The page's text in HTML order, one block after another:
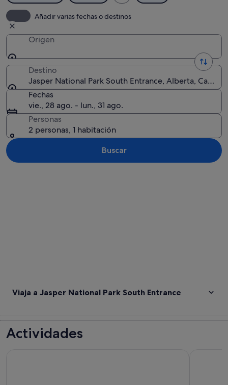
Añadir varias fechas o destinos
Origen
Destino
Jasper National Park South Entrance, Alberta, Canadá
Fechas
vie., 28 ago. - lun., 31 ago.
Personas
2 personas, 1 habitación
Buscar
Viaja a Jasper National Park South Entrance
Actividades